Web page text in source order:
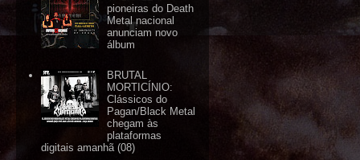
pioneiras do Death
Metal nacional
anunciam novo
álbum
BRUTAL
MORTICÍNIO:
Clássicos do
Pagan/Black Metal
chegam às
plataformas
digitais amanhã (08)